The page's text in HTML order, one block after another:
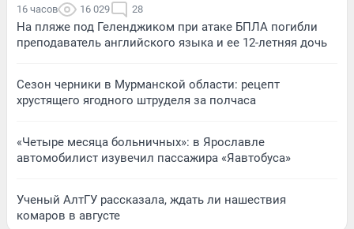
16 часов 16 029 28
На пляже под Геленджиком при атаке БПЛА погибли
преподаватель английского языка и ее 12-летняя дочь
Сезон черники в Мурманской области: рецепт
хрустящего ягодного штруделя за полчаса
«Четыре месяца больничных»: в Ярославле
автомобилист изувечил пассажира «Яавтобуса»
Ученый АлтГУ рассказала, ждать ли нашествия
комаров в августе